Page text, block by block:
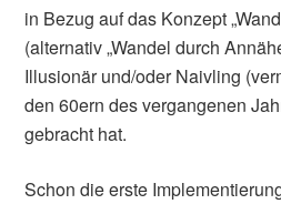
in Bezug auf das Konzept
(alternativ „Wandel durch
Illusionär und/oder Naivling
den 60ern des vergangenen
gebracht hat.
Schon die erste